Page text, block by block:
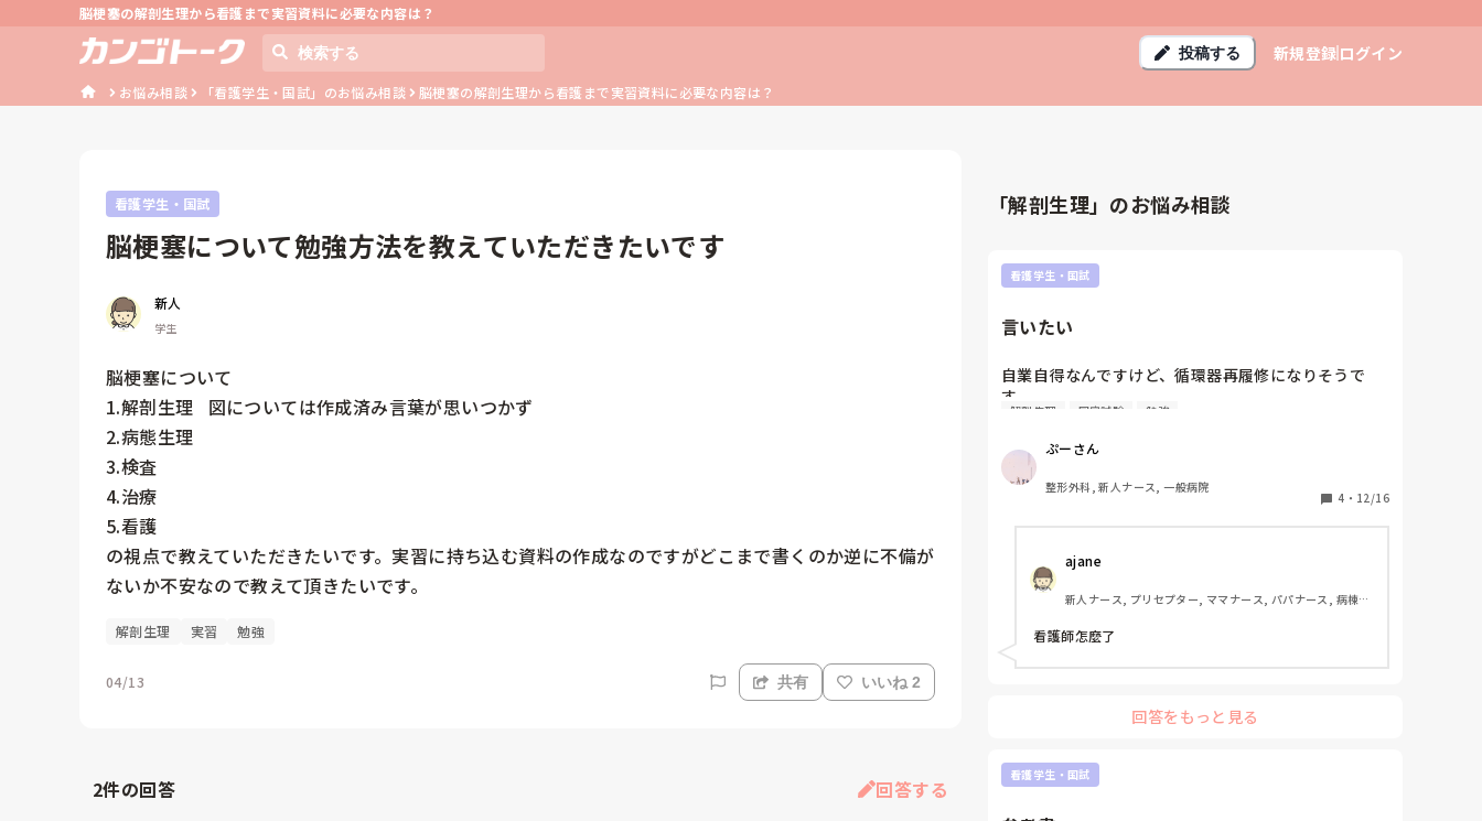
脳梗塞の解剖生理から看護まで実習資料に必要な内容は？
投稿する 新規登録ログイン
お悩み相談 「看護学生・国試」のお悩み相談 脳梗塞の解剖生理から看護まで実習資料に必要な内容は？
看護学生・国試
脳梗塞について勉強方法を教えていただきたいです
新人
学生
脳梗塞について
1.解剖生理   図については作成済み言葉が思いつかず
2.病態生理
3.検査
4.治療
5.看護
の視点で教えていただきたいです。実習に持ち込む資料の作成なのですがどこまで書くのか逆に不備が
ないか不安なので教えて頂きたいです。
解剖生理 実習 勉強
04/13 共有 いいね 2
2件の回答 回答する
「解剖生理」のお悩み相談
看護学生・国試
言いたい
自業自得なんですけど、循環器再履修になりそうで
す。
循環器は全然得意ではなくて、私自身勉強はそこそこ
でしまいました。
前回の解剖生理は再試の問題が本試験の問題と同じだ
ったので、乗り越えられました。今回は本試験で全然
手応えがなかったため、学年全員で1問ずつ覚えて再
が出て、予想してなかった私は、少しは解けました
が、、。という感じです。今回再試を受けた人数が63
人中40数名いました。みんな同じ問題しか取り組んで
いなかったので、再履修がほとんどという感じになっ
てしまうことになります。
両親には言えません。言いたいです。
解剖生理 国家試験 勉強
ぷーさん
整形外科, 新人ナース, 一般病院
4 ・ 12/16
ajane
新人ナース, プリセプター, ママナース, パパナース, 病棟,
健師, リーダー, 外来, 一般病院, 大学病院, 保育園・学校, 派
遣, 小規模多機能, 看護多機能, 助産師
看護師怎麼了
回答をもっと見る
看護学生・国試